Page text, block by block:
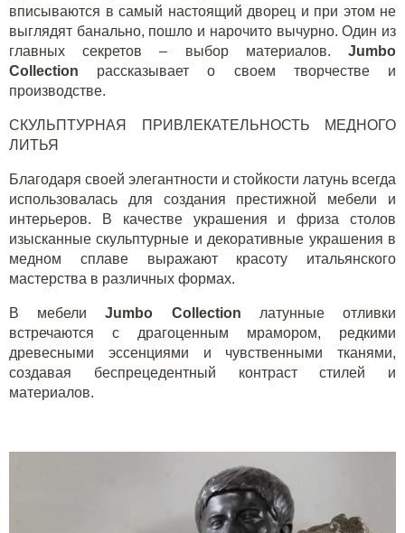
вписываются в самый настоящий дворец и при этом не
выглядят банально, пошло и нарочито вычурно. Один из
главных секретов – выбор материалов. Jumbo
Collection рассказывает о своем творчестве и
производстве.
СКУЛЬПТУРНАЯ ПРИВЛЕКАТЕЛЬНОСТЬ МЕДНОГО
ЛИТЬЯ
Благодаря своей элегантности и стойкости латунь всегда
использовалась для создания престижной мебели и
интерьеров. В качестве украшения и фриза столов
изысканные скульптурные и декоративные украшения в
медном сплаве выражают красоту итальянского
мастерства в различных формах.
В мебелиJumbo Collection латунные отливки
встречаются с драгоценным мрамором, редкими
древесными эссенциями и чувственными тканями,
создавая беспрецедентный контраст стилей и
материалов.